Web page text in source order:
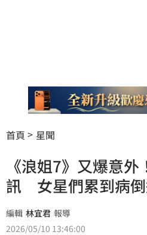
首頁 星聞
《浪姐7》又爆意
訊 女星們累到病
編輯 林宜君 報導
2026/05/10 13:46:00